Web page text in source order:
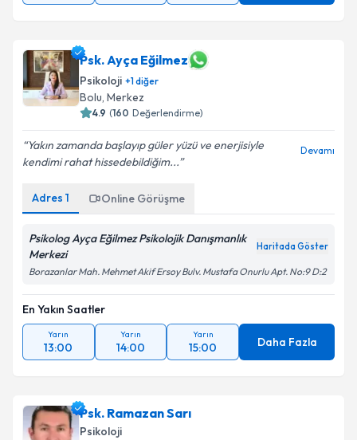
Psk. Ayça Eğilmez
Psikoloji +1diğer
Bolu, Merkez
4.9 (160 Değerlendirme)
Yakın zamanda başlayıp güler yüzü ve enerjisiyle
kendimi rahat hissedebildiğim...
Devamı
Adres 1 Online Görüşme
Psikolog Ayça Eğilmez Psikolojik Danışmanlık
Merkezi
Haritada Göster
Borazanlar Mah. Mehmet Akif Ersoy Bulv. Mustafa Onurlu Apt. No:9 D:2
En Yakın Saatler
Yarın
13:00
Yarın
14:00
Yarın
15:00 Daha Fazla
Psk. Ramazan Sarı
Psikoloji